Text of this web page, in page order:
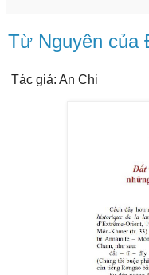
Từ Nguyên của
Tác giả: An Chi